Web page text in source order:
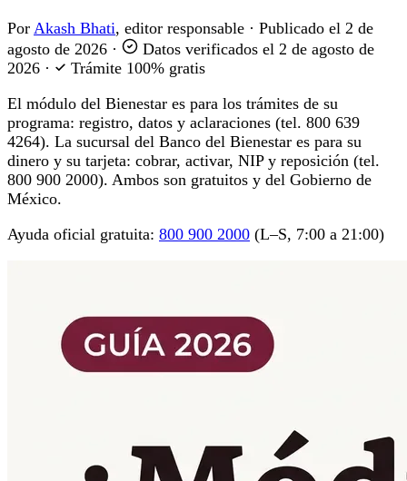
Por Akash Bhati, editor responsable · Publicado el 2 de
agosto de 2026 · Datos verificados el 2 de agosto de
2026 ·
Trámite 100% gratis
El módulo del Bienestar es para los trámites de su
programa: registro, datos y aclaraciones (tel. 800 639
4264). La sucursal del Banco del Bienestar es para su
dinero y su tarjeta: cobrar, activar, NIP y reposición (tel.
800 900 2000). Ambos son gratuitos y del Gobierno de
México.
Ayuda oficial gratuita: 800 900 2000 (L–S, 7:00 a 21:00)